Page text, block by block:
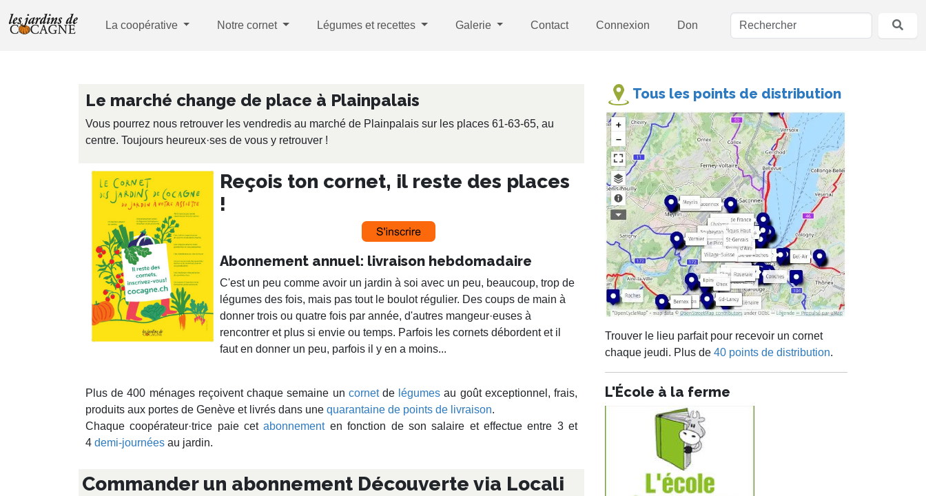
La coopérative Notre cornet Légumes et recettes Galerie Contact Connexion Don
Le marché change de place à Plainpalais
Vous pourrez nous retrouver les vendredis au marché de Plainpalais sur les places 61-63-65, au
centre. Toujours heureux·ses de vous y retrouver !
Reçois ton cornet, il reste des places
!
Abonnement annuel: livraison hebdomadaire
C'est un peu comme avoir un jardin à soi avec un peu, beaucoup, trop de
légumes des fois, mais pas tout le boulot régulier. Des coups de main à
donner trois ou quatre fois par année, d'autres mangeur·euses à
rencontrer et plus si envie ou temps. Parfois les cornets débordent et il
faut en donner un peu, parfois il y en a moins...
Plus de 400 ménages reçoivent chaque semaine un cornetde légumes au goût exceptionnel, frais,
produits aux portes de Genève et livrés dans une quarantaine de points de livraison.
Chaque coopérateur·trice paie cetabonnementen fonction de son salaire et effectue entre 3 et
4 demi-journées au jardin.
Commander un abonnement Découverte via Locali
Tous les points de distribution
Trouver le lieu parfait pour recevoir un cornet
chaque jeudi. Plus de 40 points de distribution.
L'École à la ferme